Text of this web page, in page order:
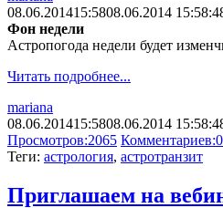
08.06.201415:5808.06.2014
Фон недели
Астропогода недели будет
Читать подробнее...
mariana
08.06.201415:5808.06.2014
Просмотров:2065 Комментариев:0
Теги: астрология, астротранзит
Приглашаем на